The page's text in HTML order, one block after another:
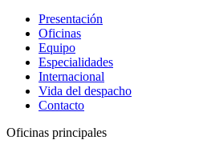
Presentación
Oficinas
Equipo
Especialidades
Internacional
Vida del despacho
Contacto
Oficinas principales